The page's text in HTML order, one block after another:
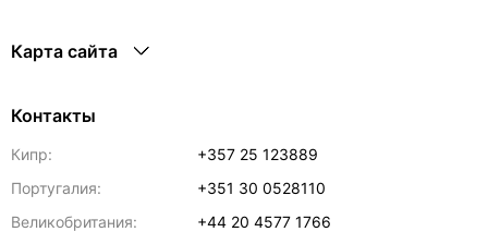
Карта сайта
Контакты
Кипр:
+357 25 123889
Португалия:
+351 30 0528110
Великобритания:
+44 20 4577 1766